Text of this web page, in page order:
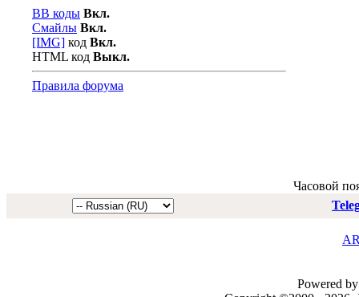
BB коды Вкл.
Смайлы Вкл.
[IMG] код Вкл.
HTML код Выкл.
Правила форума
Часовой
Powered